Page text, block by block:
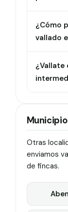
¿Cómo
vallado
¿Vallate
Otras
enviamos
de fincas.